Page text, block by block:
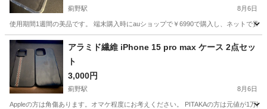
薊野駅 8月6日
使用期間1週間の美品です。 端末購入時にauショップで￥6990で購入し、ネットで買
高知 高知市 薊野駅 携帯アクセサリー
アラミド繊維 iPhone 15 pro max ケース 2点セッ
ト
3,000円
薊野駅 8月6日
Appleの方は角傷あります。オマケ程度にお考えください。 PITAKAの方は元値が1万